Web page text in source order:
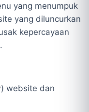
yang menumpuk
yang diluncurkan
kepercayaan
website dan